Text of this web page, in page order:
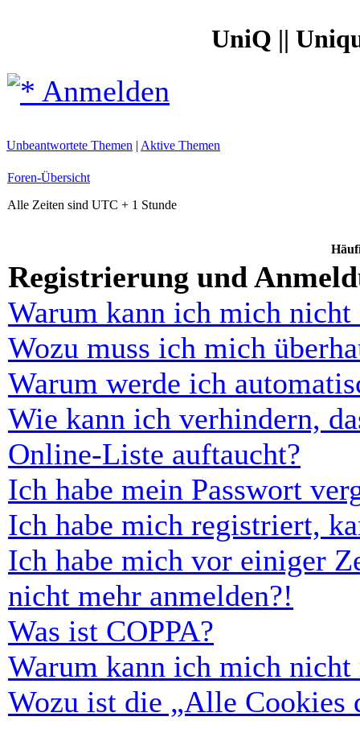
UniQ ||
Anmelden
Unbeantwortete Themen | Aktive Themen
Foren-Übersicht
Alle Zeiten sind UTC + 1 Stunde
Registrierung und
Warum kann ich mich nicht
Wozu muss ich mich
Warum werde ich
Wie kann ich verhindern,
Online-Liste auftaucht?
Ich habe mein Passwort
Ich habe mich registriert,
Ich habe mich vor einiger
nicht mehr anmelden?!
Was ist COPPA?
Warum kann ich mich nicht
Wozu ist die „Alle Cookies